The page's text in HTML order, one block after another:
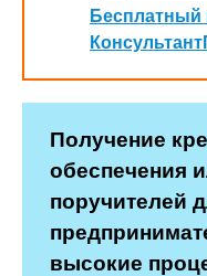
Бесплатный
Получение
обеспечения
поручителей
высокие